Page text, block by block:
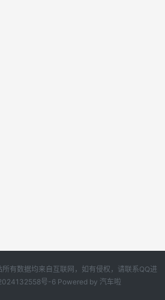
有数据均来自互联网，如有侵权，请联系QQ进
号-6Powered by 汽车啦